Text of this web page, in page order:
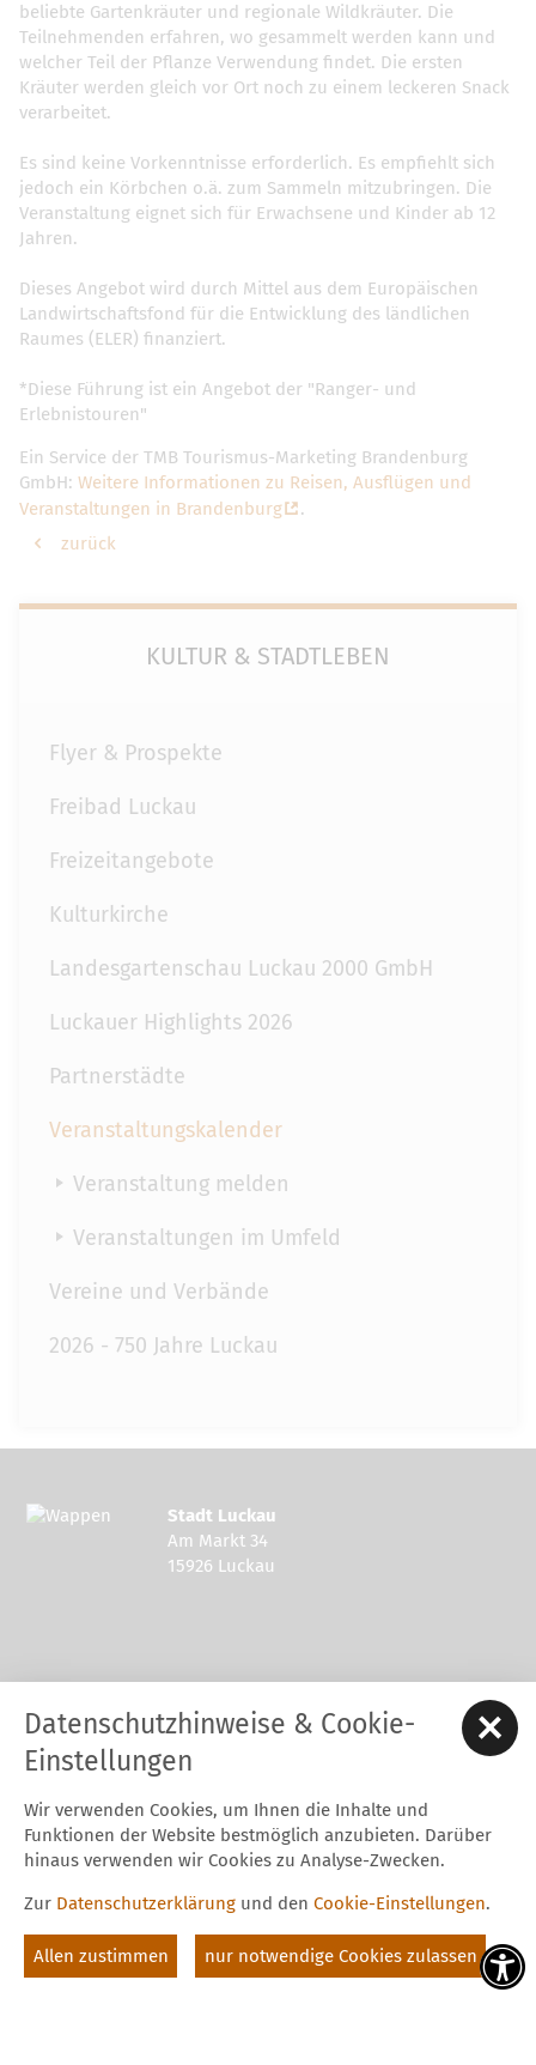
beliebte Gartenkräuter und regionale Wildkräuter. Die
Teilnehmenden erfahren, wo gesammelt werden kann und
welcher Teil der Pflanze Verwendung findet. Die ersten
Kräuter werden gleich vor Ort noch zu einem leckeren Snack
verarbeitet.
Es sind keine Vorkenntnisse erforderlich. Es empfiehlt sich
jedoch ein Körbchen o.ä. zum Sammeln mitzubringen. Die
Veranstaltung eignet sich für Erwachsene und Kinder ab 12
Jahren.
Dieses Angebot wird durch Mittel aus dem Europäischen
Landwirtschaftsfond für die Entwicklung des ländlichen
Raumes (ELER) finanziert.
*Diese Führung ist ein Angebot der "Ranger- und
Erlebnistouren"
Ein Service der TMB Tourismus-Marketing Brandenburg
GmbH: Weitere Informationen zu Reisen, Ausflügen und
Veranstaltungen in Brandenburg
.
zurück
KULTUR & STADTLEBEN
Flyer & Prospekte
Freibad Luckau
Freizeitangebote
Kulturkirche
Landesgartenschau Luckau 2000 GmbH
Luckauer Highlights 2026
Partnerstädte
Veranstaltungskalender
Veranstaltung melden
Veranstaltungen im Umfeld
Vereine und Verbände
2026 - 750 Jahre Luckau
Stadt Luckau
Am Markt 34
15926 Luckau
Tel.: 03544 - 594 0
Fax: 03544 - 2948
E-Mail:stadt@luckau.de
Start Karriere Kontakt Datenschutz
Impressum
Barrierefreiheitserklärung
Intern
Folgt uns auf
Datenschutzhinweise & Cookie-
Einstellungen
Wir verwenden Cookies, um Ihnen die Inhalte und
Funktionen der Website bestmöglich anzubieten. Darüber
hinaus verwenden wir Cookies zu Analyse-Zwecken.
Zur Datenschutzerklärung und den Cookie-Einstellungen.
Allen zustimmen nur notwendige Cookies zulassen